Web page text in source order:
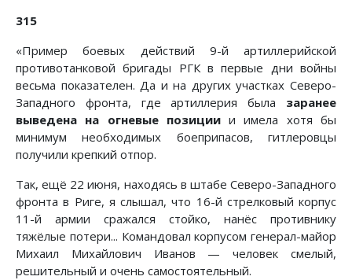
315
«Пример боевых действий 9-й артиллерийской
противотанковой бригады РГК в первые дни войны
весьма показателен. Да и на других участках Северо-
Западного фронта, где артиллерия была заранее
выведена на огневые позициии имела хотя бы
минимум необходимых боеприпасов, гитлеровцы
получили крепкий отпор.
Так, ещё 22 июня, находясь в штабе Северо-Западного
фронта в Риге, я слышал, что 16-й стрелковый корпус
11-й армии сражался стойко, нанёс противнику
тяжёлые потери... Командовал корпусом генерал-майор
Михаил Михайлович Иванов — человек смелый,
решительный и очень самостоятельный.